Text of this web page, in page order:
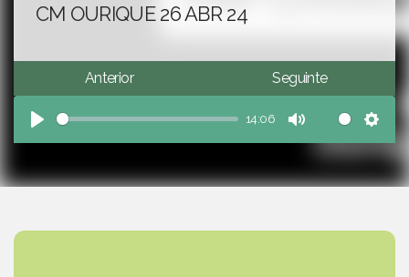
CM OURIQUE 26 ABR 24
Anterior Seguinte
Play
14:06
Mute